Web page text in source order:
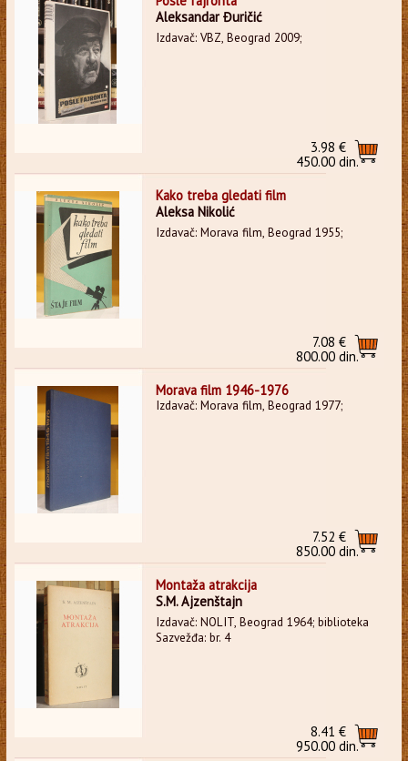
Aleksandar Đuričić
Izdavač: VBZ, Beograd 2009;
3.98 €
450.00 din.
Kako treba gledati film
Aleksa Nikolić
Izdavač: Morava film, Beograd 1955;
7.08 €
800.00 din.
Morava film 1946-1976
Izdavač: Morava film, Beograd 1977;
7.52 €
850.00 din.
Montaža atrakcija
S.M. Ajzenštajn
Izdavač: NOLIT, Beograd 1964; biblioteka
Sazvežđa: br. 4
8.41 €
950.00 din.